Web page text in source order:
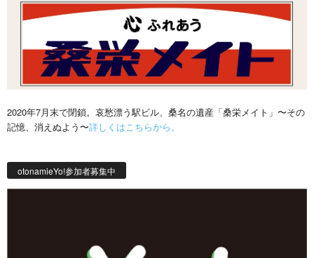
2020年7月末で閉鎖。哀愁漂う駅ビル、桑名の遺産「桑栄メイト」〜その
記憶、消えぬよう〜詳しくはこちらから。
otonamieYo!参加者募集中